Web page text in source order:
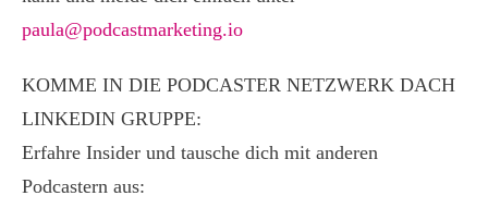
paula@podcastmarketing.io
KOMME IN DIE PODCASTER NETZWERK DACH
LINKEDIN GRUPPE:
Erfahre Insider und tausche dich mit anderen
Podcastern aus: